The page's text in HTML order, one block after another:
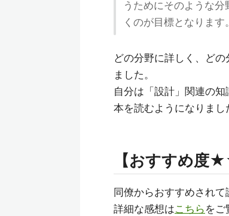
うためにそのような
くのが目標となります。
どの分野に詳しく、ど
ました。
自分は「設計」関連の
本を読むようになりまし
【おすすめ度
同僚からおすすめされて
詳細な感想はこちら をご